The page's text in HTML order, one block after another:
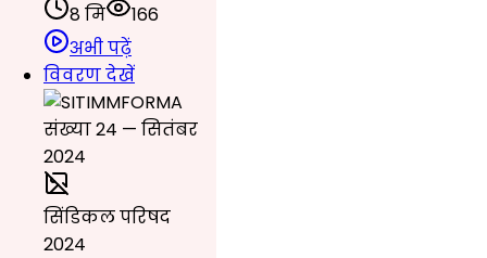
8 मि
166
अभी पढ़ें
विवरण देखें
सिंडिकल परिषद
2024